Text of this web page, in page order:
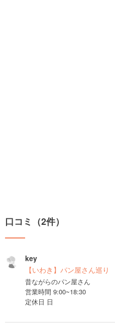
口コミ（2件）
key
【いわき】パン屋さん巡り
昔ながらのパン屋さん
営業時間 9:00~18:30
定休日 日